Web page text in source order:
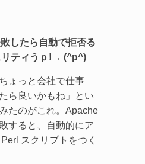
したら自動で拒否る
ティうｐ!→ (^p^)
ょっと会社で仕事
ら良いかもね」とい
たのがこれ。Apache
すると、自動的にア
スクリプトをつく